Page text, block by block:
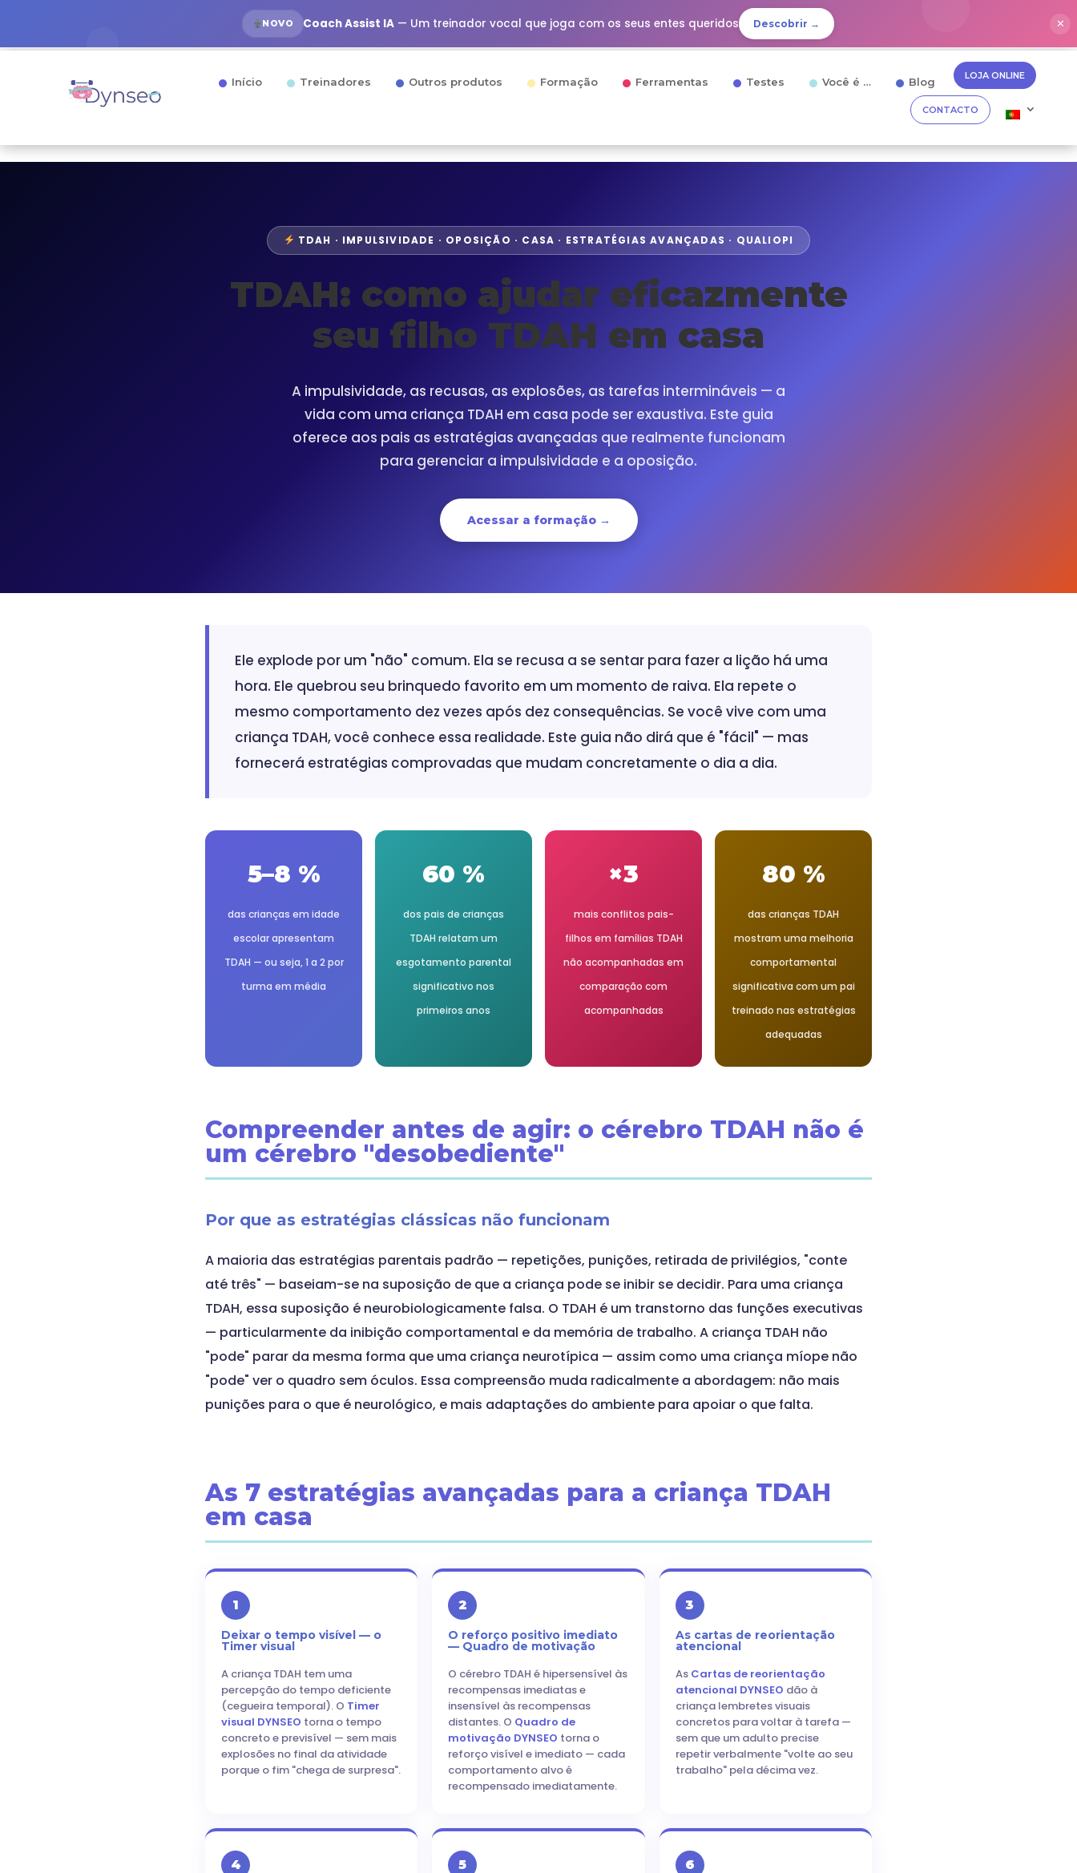
NOVO Coach Assist IA — Um treinador vocal que joga com os seus entes queridos Descobrir → ✕
Início Treinadores Outros produtos Formação Ferramentas Testes Você é … Blog LOJA ONLINE
CONTACTO
TDAH · IMPULSIVIDADE · OPOSIÇÃO · CASA · ESTRATÉGIAS AVANÇADAS · QUALIOPI
TDAH: como ajudar eficazmente
seu filho TDAH em casa
A impulsividade, as recusas, as explosões, as tarefas intermináveis — a
vida com uma criança TDAH em casa pode ser exaustiva. Este guia
oferece aos pais as estratégias avançadas que realmente funcionam
para gerenciar a impulsividade e a oposição.
Acessar a formação →
Ele explode por um "não" comum. Ela se recusa a se sentar para fazer a lição há uma
hora. Ele quebrou seu brinquedo favorito em um momento de raiva. Ela repete o
mesmo comportamento dez vezes após dez consequências. Se você vive com uma
criança TDAH, você conhece essa realidade. Este guia não dirá que é "fácil" — mas
fornecerá estratégias comprovadas que mudam concretamente o dia a dia.
5–8 %
das crianças em idade
escolar apresentam
TDAH — ou seja, 1 a 2 por
turma em média
60 %
dos pais de crianças
TDAH relatam um
esgotamento parental
significativo nos
primeiros anos
×3
mais conflitos pais-
filhos em famílias TDAH
não acompanhadas em
comparação com
acompanhadas
80 %
das crianças TDAH
mostram uma melhoria
comportamental
significativa com um pai
treinado nas estratégias
adequadas
Compreender antes de agir: o cérebro TDAH não é
um cérebro "desobediente"
Por que as estratégias clássicas não funcionam
A maioria das estratégias parentais padrão — repetições, punições, retirada de privilégios, "conte
até três" — baseiam-se na suposição de que a criança pode se inibir se decidir. Para uma criança
TDAH, essa suposição é neurobiologicamente falsa. O TDAH é um transtorno das funções executivas
— particularmente da inibição comportamental e da memória de trabalho. A criança TDAH não
"pode" parar da mesma forma que uma criança neurotípica — assim como uma criança míope não
"pode" ver o quadro sem óculos. Essa compreensão muda radicalmente a abordagem: não mais
punições para o que é neurológico, e mais adaptações do ambiente para apoiar o que falta.
As 7 estratégias avançadas para a criança TDAH
em casa
1
Deixar o tempo visível — o
Timer visual
A criança TDAH tem uma
percepção do tempo deficiente
(cegueira temporal). O Timer
visual DYNSEO torna o tempo
concreto e previsível — sem mais
explosões no final da atividade
porque o fim "chega de surpresa".
2
O reforço positivo imediato
— Quadro de motivação
O cérebro TDAH é hipersensível às
recompensas imediatas e
insensível às recompensas
distantes. O Quadro de
motivação DYNSEO torna o
reforço visível e imediato — cada
comportamento alvo é
recompensado imediatamente.
3
As cartas de reorientação
atencional
As Cartas de reorientação
atencional DYNSEO dão à
criança lembretes visuais
concretos para voltar à tarefa —
sem que um adulto precise
repetir verbalmente "volte ao seu
trabalho" pela décima vez.
4 5 6